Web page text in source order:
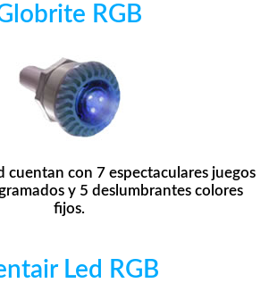
RGB
cuentan con 7 espectaculares juegos
y 5 deslumbrantes colores
fijos.
Led RGB